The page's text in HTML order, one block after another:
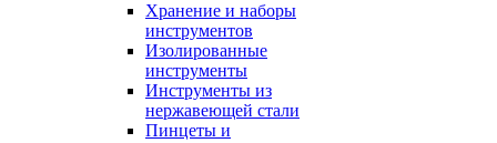
Хранение и наборы
инструментов
Изолированные
инструменты
Инструменты из
нержавеющей стали
Пинцеты и